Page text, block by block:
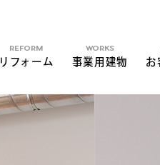
REFORM
リフォーム
WORKS
事業用建物 お